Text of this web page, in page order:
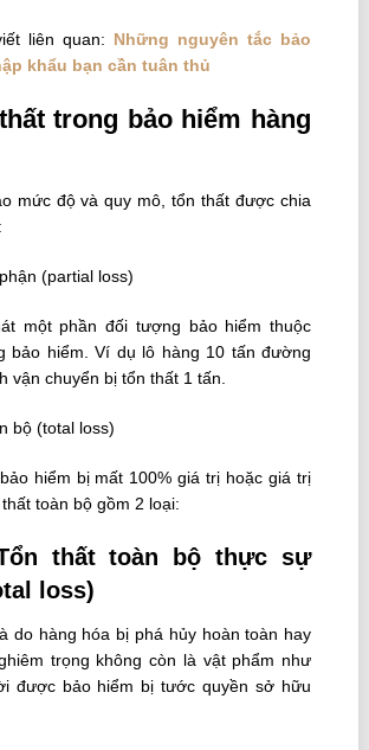
liên quan: Những nguyên tắc bảo
khẩu bạn cần tuân thủ
trong bảo hiểm hàng
mức độ và quy mô, tổn thất được chia
(partial loss)
một phần đối tượng bảo hiểm thuộc
bảo hiểm. Ví dụ lô hàng 10 tấn đường
vận chuyển bị tổn thất 1 tấn.
bộ (total loss)
hiểm bị mất 100% giá trị hoặc giá trị
toàn bộ gồm 2 loại:
thất toàn bộ thực sự
loss)
do hàng hóa bị phá hủy hoàn toàn hay
trọng không còn là vật phẩm như
được bảo hiểm bị tước quyền sở hữu